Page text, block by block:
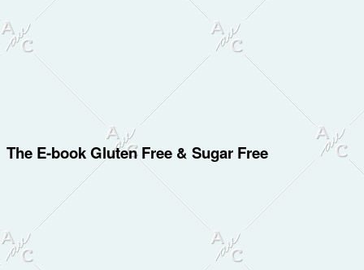
The E-book Gluten Free & Sugar Free